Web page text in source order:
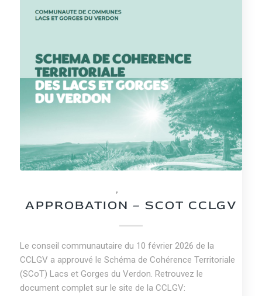
,
APPROBATION – SCOT CCLGV
Le conseil communautaire du 10 février 2026 de la
CCLGV a approuvé le Schéma de Cohérence Territoriale
(SCoT) Lacs et Gorges du Verdon. Retrouvez le
document complet sur le site de la CCLGV: